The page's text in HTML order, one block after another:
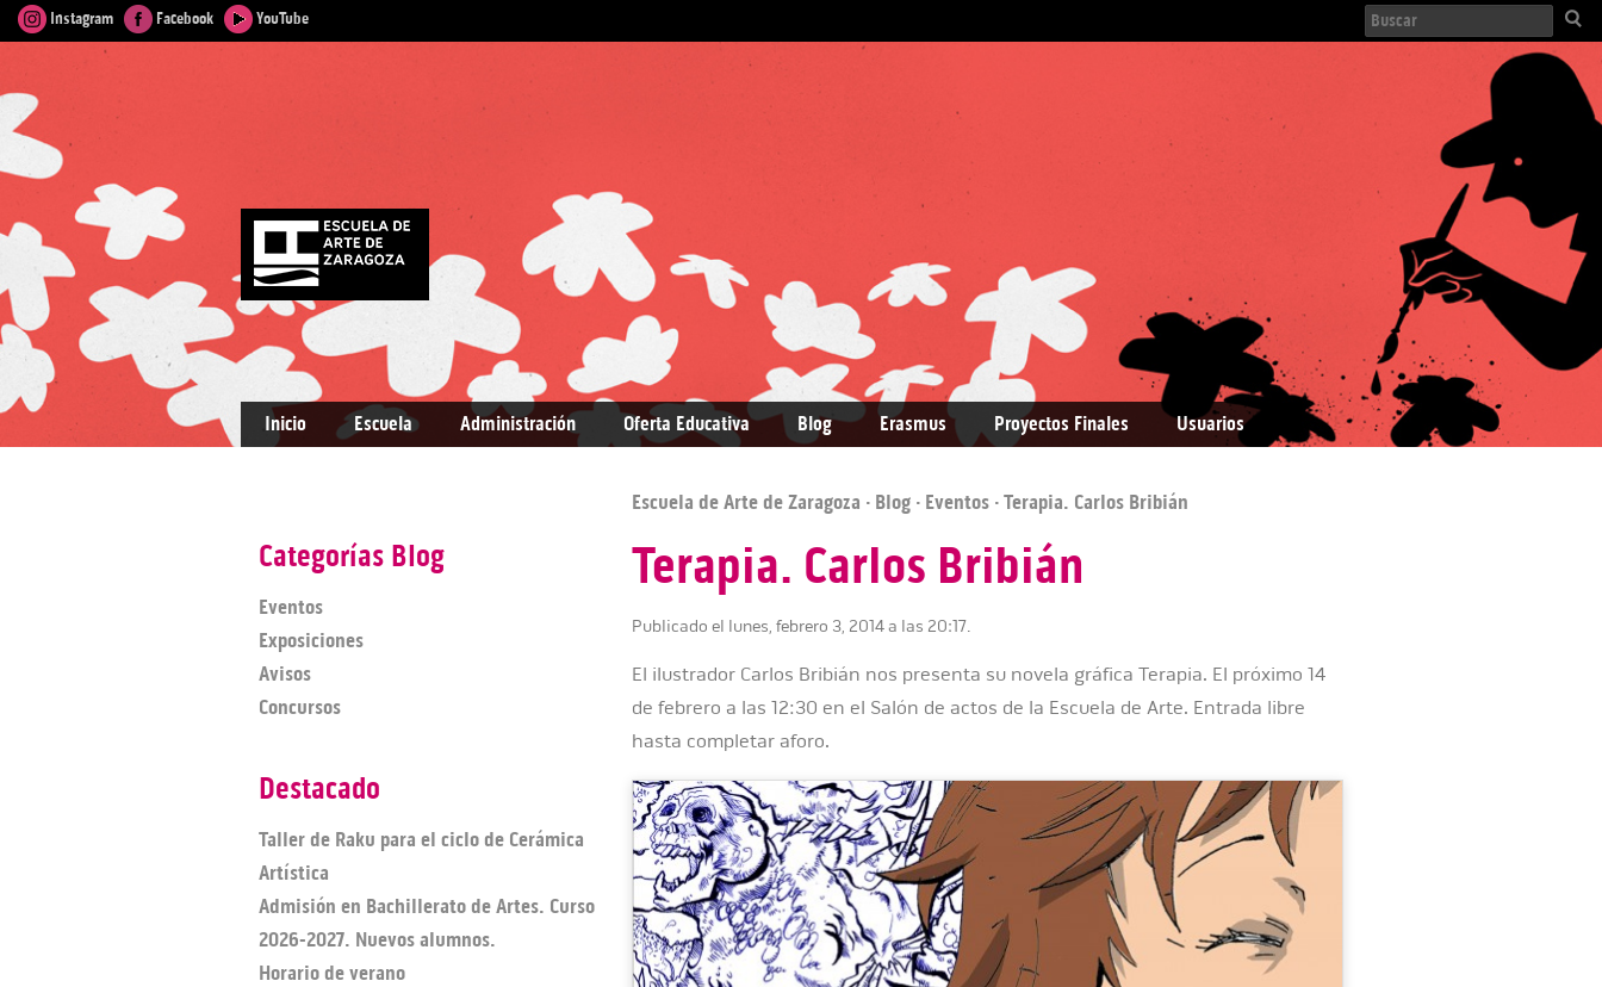
Instagram Facebook YouTube
Inicio Escuela Administración Oferta Educativa Blog Erasmus Proyectos Finales Usuarios
Escuela de Arte de Zaragoza · Blog · Eventos · Terapia. Carlos Bribián
Terapia. Carlos Bribián
Publicado el lunes, febrero 3, 2014 a las 20:17.
El ilustrador Carlos Bribián nos presenta su novela gráfica Terapia. El próximo 14
de febrero a las 12:30 en el Salón de actos de la Escuela de Arte. Entrada libre
hasta completar aforo.
Categorías Blog
Eventos
Exposiciones
Avisos
Concursos
Destacado
Taller de Raku para el ciclo de Cerámica
Artística
Admisión en Bachillerato de Artes. Curso
2026-2027. Nuevos alumnos.
Horario de verano